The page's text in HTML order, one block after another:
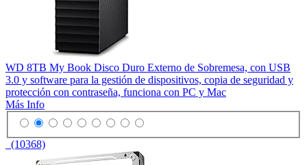
WD 8TB My Book Disco Duro Externo de Sobremesa, con USB
3.0 y software para la gestión de dispositivos, copia de seguridad y
protección con contraseña, funciona con PC y Mac
Más Info
(10368)